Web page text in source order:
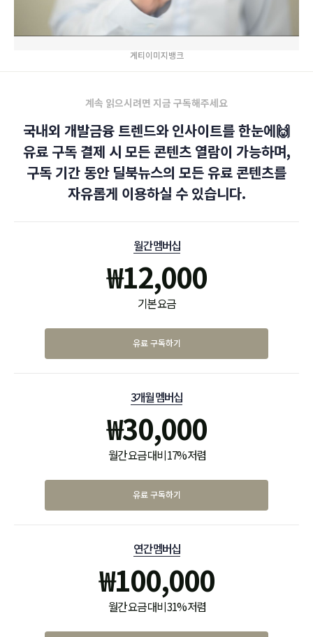
게티이미지뱅크
계속 읽으시려면 지금 구독해주세요
국내외 개발금융 트렌드와 인사이트를 한눈에🙌
유료 구독 결제 시 모든 콘텐츠 열람이 가능하며,
구독 기간 동안 딜북뉴스의 모든 유료 콘텐츠를
자유롭게 이용하실 수 있습니다.
월간 멤버십
₩12,000
기본 요금
유료 구독하기
3개월 멤버십
₩30,000
월간 요금 대비 17% 저렴
유료 구독하기
연간 멤버십
₩100,000
월간 요금 대비 31% 저렴